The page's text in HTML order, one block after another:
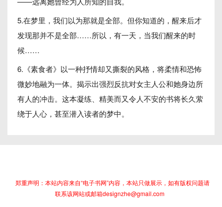
5.在梦里，我们以为那就是全部。但你知道的，醒来后才
发现那并不是全部……所以，有一天，当我们醒来的时
候……
6.《素食者》以一种抒情却又撕裂的风格，将柔情和恐怖
微妙地融为一体。揭示出强烈反抗对女主人公和她身边所
有人的冲击。这本凝练、精美而又令人不安的书将长久萦
绕于人心，甚至潜入读者的梦中。
郑重声明：本站内容来自“电子书网”内容，本站只做展示，如有版权问题请
联系该网站或邮箱designzhe@gmail.com